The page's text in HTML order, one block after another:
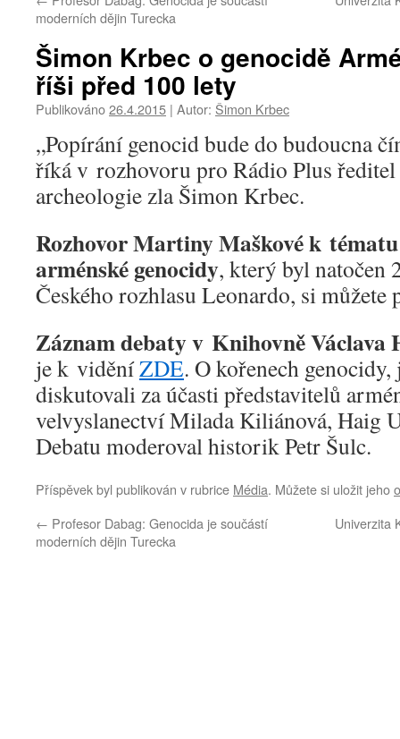
moderních dějin Turecka
Šimon Krbec o genocidě
říši před 100 lety
Publikováno26.4.2015 | Autor: Šimon Krbec
„Popírání genocid bude do budoucna
říká v rozhovoru pro Rádio Plus
archeologie zla Šimon Krbec.
Rozhovor Martiny Maškové k
arménské genocidy, který byl natočen
Českého rozhlasu Leonardo, si můžete
Záznam debaty v Knihovně Václava
je k viděníZDE. O kořenech
diskutovali za účasti představitelů
velvyslanectví Milada Kiliánová, Haig
Debatu moderoval historik Petr Šulc.
Příspěvek byl publikován v rubrice Média. Můžete si uložit jeho
← Profesor Dabag: Genocida je součástí
moderních dějin Turecka
Univerzita